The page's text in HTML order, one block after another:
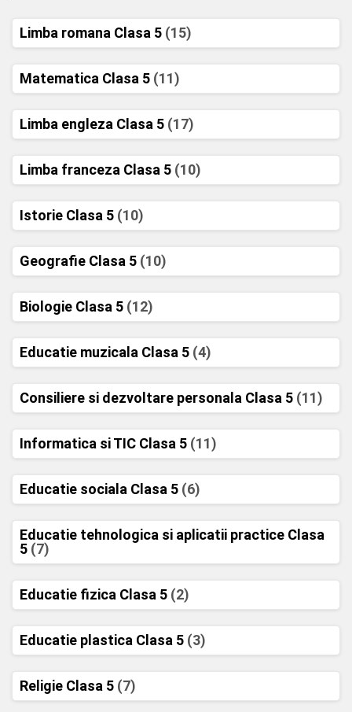
Limba romana Clasa 5 (15)
Matematica Clasa 5 (11)
Limba engleza Clasa 5 (17)
Limba franceza Clasa 5 (10)
Istorie Clasa 5 (10)
Geografie Clasa 5 (10)
Biologie Clasa 5 (12)
Educatie muzicala Clasa 5 (4)
Consiliere si dezvoltare personala Clasa 5 (11)
Informatica si TIC Clasa 5 (11)
Educatie sociala Clasa 5 (6)
Educatie tehnologica si aplicatii practice Clasa
5 (7)
Educatie fizica Clasa 5 (2)
Educatie plastica Clasa 5 (3)
Religie Clasa 5 (7)